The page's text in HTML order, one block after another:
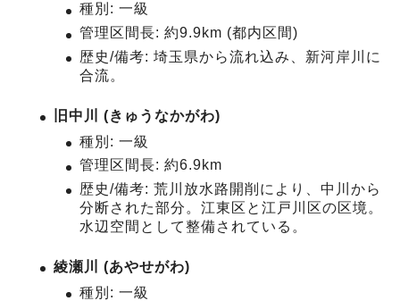
種別: 一級
管理区間長: 約9.9km (都内区間)
歴史/備考: 埼玉県から流れ込み、新河岸川に
合流。
旧中川 (きゅうなかがわ)
種別: 一級
管理区間長: 約6.9km
歴史/備考: 荒川放水路開削により、中川から
分断された部分。江東区と江戸川区の区境。
水辺空間として整備されている。
綾瀬川 (あやせがわ)
種別: 一級